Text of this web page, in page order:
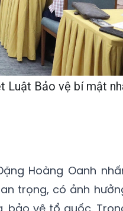
Luật Bảo vệ bí mật
Hoàng Oanh
trọng, có ảnh